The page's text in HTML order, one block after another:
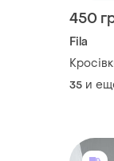
450
Fila
35 и